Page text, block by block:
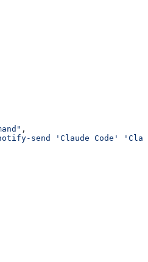
,
send 'Claude Code'